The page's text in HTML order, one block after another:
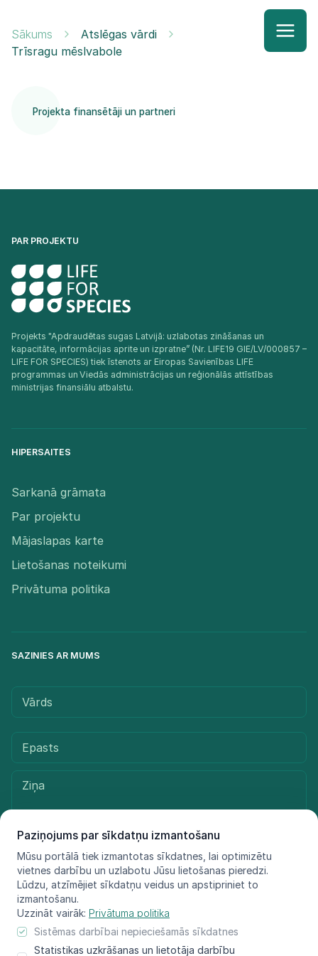
Paziņojums par sīkdatņu izmantošanu
Mūsu portālā tiek izmantotas sīkdatnes, lai optimizētu
vietnes darbību un uzlabotu Jūsu lietošanas pieredzi.
Lūdzu, atzīmējiet sīkdatņu veidus un apstipriniet to
izmantošanu.
Uzzināt vairāk: Privātuma politika
Sistēmas darbībai nepieciešamās sīkdatnes
Statistikas uzkrāšanas un lietotāja darbību
Sākums
Atslēgas vārdi
Trīsragu mēslvabole
Projekta finansētāji un partneri
PAR PROJEKTU
Projekts "Apdraudētas sugas Latvijā: uzlabotas zināšanas un
kapacitāte, informācijas aprite un izpratne” (Nr. LIFE19 GIE/LV/000857 –
LIFE FOR SPECIES) tiek īstenots ar Eiropas Savienības LIFE
programmas un Viedās administrācijas un reģionālās attīstības
ministrijas finansiālu atbalstu.​
HIPERSAITES
Sarkanā grāmata
Par projektu
Mājaslapas karte
Lietošanas noteikumi
Privātuma politika
SAZINIES AR MUMS
Sūtīt ziņu
© LIFE FOR SPECIES, 2021 - 2025
Informācija atspoguļo tikai projekta LIFE FOR SPECIES īstenotāju